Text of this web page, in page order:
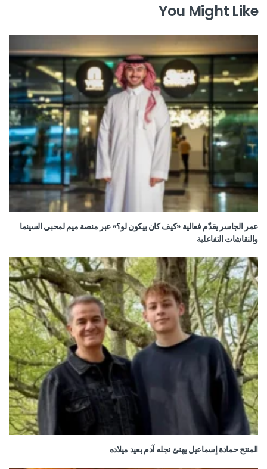
You Might Like
عمر الجاسر يقدّم فعالية «كيف كان بيكون لو؟» عبر منصة ميم لمحبي السينما
والنقاشات التفاعلية
المنتج حمادة إسماعيل يهنئ نجله آدم بعيد ميلاده